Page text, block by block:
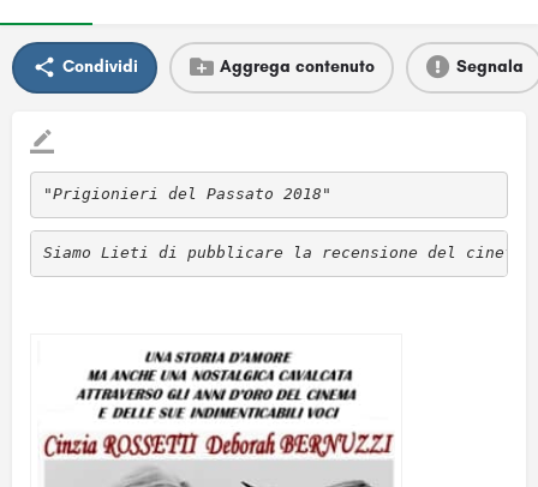
Condividi Aggrega contenuto Segnala
"Prigionieri del Passato 2018"
Siamo Lieti di pubblicare la recensione del